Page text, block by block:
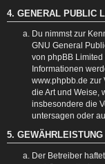
4. GENERAL PUBLIC
Du nimmst zur
GNU General
von phpBB
Informationen
www.phpbb.de zur
die Art und Weise,
insbesondere die
untersagen oder
5. GEWÄHRLEISTUNG
Der Betreiber